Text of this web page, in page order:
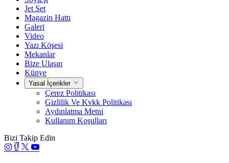
Jet Set
Magazin Hattı
Galeri
Video
Yazı Köşesi
Mekanlar
Bize Ulaşın
Künye
Yasal İçerikler
Çerez Politikası
Gizlilik Ve Kvkk Politikası
Aydınlatma Metni
Kullanım Koşulları
Bizi Takip Edin